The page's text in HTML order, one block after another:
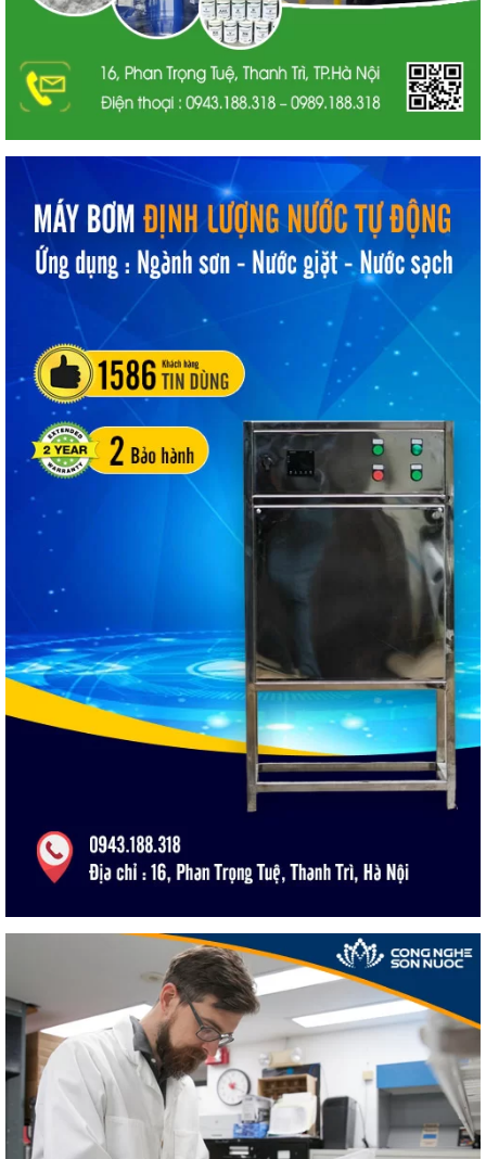
từ ban đầu.
Cơ hội hợp tác kinh doanh “một vốn
bốn lời” cùng thương hiệu Korelex
Chúng tôi luôn muốn mang đến cơ hội hợp tác kinh doanh với
bạn. Với mức rủi ro thấp nhất nhưng lại có mức chính sách hỗ
trợ cao nhất. Bạn hoàn toàn có cơ hội đầu tư kinh doanh dễ
dàng khi hợp tác với chúng tôi. Nếu muốn khởi nghiệp hãy liên
hệ ngay với Korelex để được trở thành đại lý sơn nước độc
quyền. Một trong những dòng sơn cao cấp nhất hiện nay.
Lời kết
Nếu bạn cần tư vấn về vấn đề gia công sơn, chuyển giao công
thức hay mở đại lý sơn nước độc quyền. Hãy liên hệ với chúng
tôi để được hỗ trợ và tư vấn trực tiếp.
Liên hệ thi công sơn nước chung cư
CÔNG TY TNHH TM & QC NET VIỆT
Địa chỉ :
16 Phan Trọng Tuệ, Thanh Trì, Hà Nội
0943.188.318 – 0989.188.318
Mr Cương
Email :congnghesonnuocnano@gmail.com
Website :https://congnghesonnuoc.com
Lợi nhuận từ việc mở đại lý kinh doanh sơn
Tại sao nên quan tâm đến mức chiết khấu kinh doanh sơn
Chính sách Korelex dành cho đại lý sơn nước